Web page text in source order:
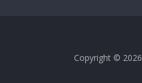
Copyright © 2026